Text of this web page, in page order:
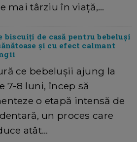
mai târziu în viață,…
biscuiți de casă pentru bebeluși
și cu efect calmant
ce bebelușii ajung la
7-8 luni, încep să
o etapă intensă de
un proces care
atât…